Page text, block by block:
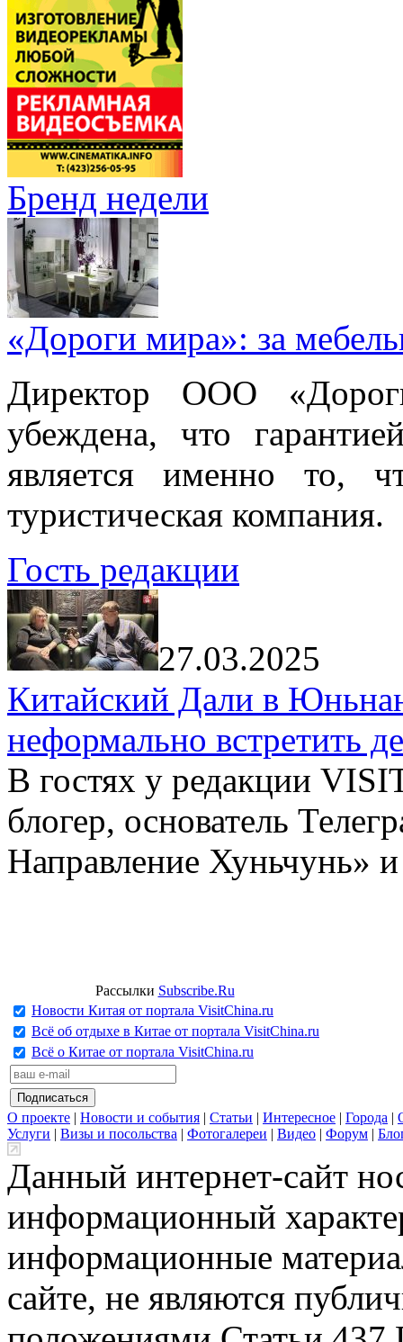
Бренд недели
«Дороги мира»: за
Директор ООО
убеждена, что
является именно то,
туристическая компания.
Гость редакции
27.03.2025
Китайский Дали в
неформально встретить
В гостях у редакции
блогер, основатель
Направление Хуньчунь»
Рассылки Subscribe.Ru
Новости Китая от портала VisitChina.ru
Всё об отдыхе в Китае от портала VisitChina.ru
Всё о Китае от портала VisitChina.ru
О проекте | Новости и события | Статьи | Интересное | Города |
Услуги | Визы и посольства | Фотогалереи | Видео | Форум |
Данный интернет-сайт
информационный
информационные
сайте, не являются